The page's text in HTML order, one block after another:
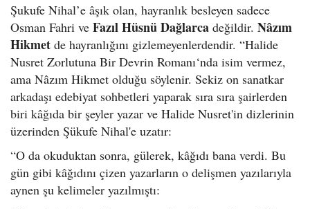
Şukufe Nihal’e âşık olan, hayranlık besleyen sadece
Osman Fahri ve Fazıl Hüsnü Dağlarca değildir. Nâzım
Hikmet de hayranlığını gizlemeyenlerdendir. “Halide
Nusret Zorlutuna Bir Devrin Romanı‘nda isim vermez,
ama Nâzım Hikmet olduğu söylenir. Sekiz on sanatkar
arkadaşı edebiyat sohbetleri yaparak sıra sıra şairlerden
biri kâğıda bir şeyler yazar ve Halide Nusret'in dizlerinin
üzerinden Şükufe Nihal'e uzatır:
“O da okuduktan sonra, gülerek, kâğıdı bana verdi. Bu
gün gibi kâğıdını çizen yazarların o delişmen yazılarıyla
aynen şu kelimeler yazılmıştı: